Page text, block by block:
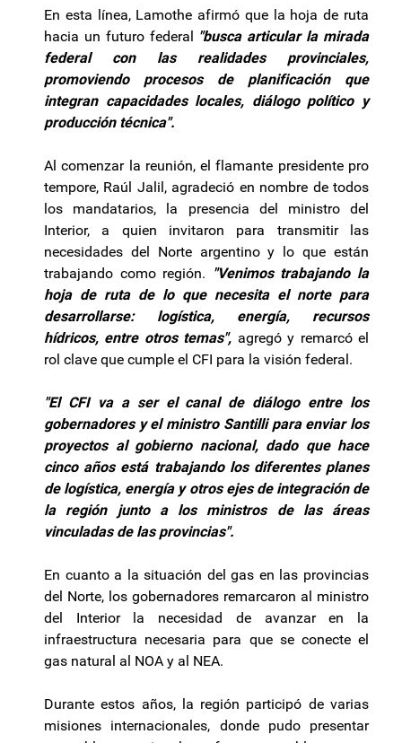
En esta línea, Lamothe afirmó que la hoja de ruta
hacia un futuro federal "busca articular la mirada
federal con las realidades provinciales,
promoviendo procesos de planificación que
integran capacidades locales, diálogo político y
producción técnica".
Al comenzar la reunión, el flamante presidente pro
tempore, Raúl Jalil, agradeció en nombre de todos
los mandatarios, la presencia del ministro del
Interior, a quien invitaron para transmitir las
necesidades del Norte argentino y lo que están
trabajando como región. "Venimos trabajando la
hoja de ruta de lo que necesita el norte para
desarrollarse: logística, energía, recursos
hídricos, entre otros temas", agregó y remarcó el
rol clave que cumple el CFI para la visión federal.
"El CFI va a ser el canal de diálogo entre los
gobernadores y el ministro Santilli para enviar los
proyectos al gobierno nacional, dado que hace
cinco años está trabajando los diferentes planes
de logística, energía y otros ejes de integración de
la región junto a los ministros de las áreas
vinculadas de las provincias".
En cuanto a la situación del gas en las provincias
del Norte, los gobernadores remarcaron al ministro
del Interior la necesidad de avanzar en la
infraestructura necesaria para que se conecte el
gas natural al NOA y al NEA.
Durante estos años, la región participó de varias
misiones internacionales, donde pudo presentar